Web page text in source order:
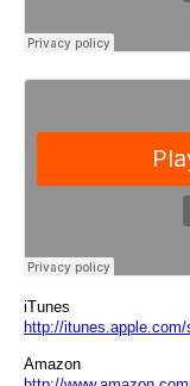
iTunes
http://itunes.apple.com/
Amazon